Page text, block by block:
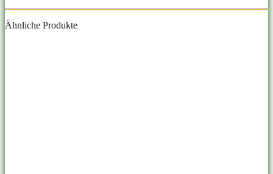
Ähnliche Produkte